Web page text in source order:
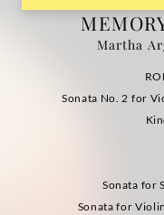
Martha
Sonata No. 2 for
Sonata for
Sonata for